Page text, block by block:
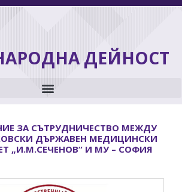
ДЕЙНОСТ
ЗА СЪТРУДНИЧЕСТВО МЕЖДУ
ДЪРЖАВЕН МЕДИЦИНСКИ
„И.М.СЕЧЕНОВ“ И МУ – СОФИЯ